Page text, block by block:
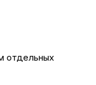
отдельных